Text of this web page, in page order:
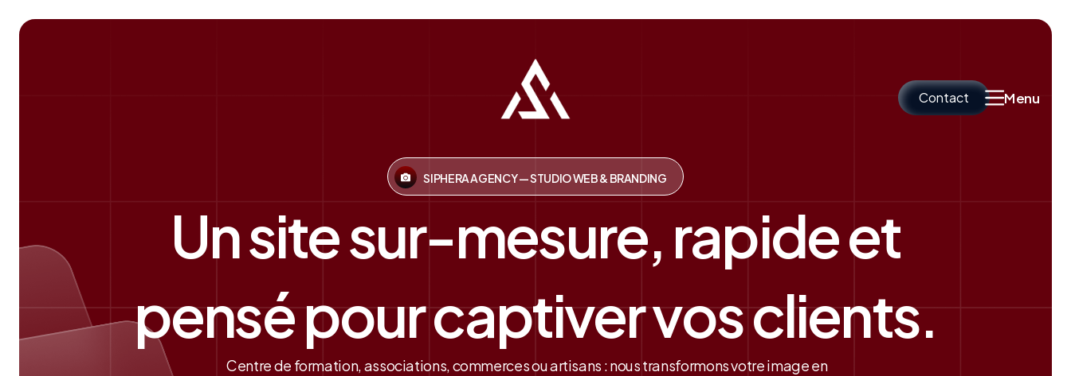
Contact Menu
SIPHERA AGENCY — STUDIO WEB & BRANDING
Un site sur-mesure, rapide et
pensé pour captiver vos clients.
Centre de formation, associations, commerces ou artisans : nous transformons votre image en